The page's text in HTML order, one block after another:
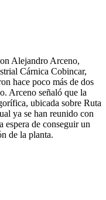
Alejandro Arceno,
Cárnica Cobincar,
hace poco más de dos
Arceno señaló que la
ubicada sobre Ruta
ya se han reunido con
espera de conseguir un
de la planta.